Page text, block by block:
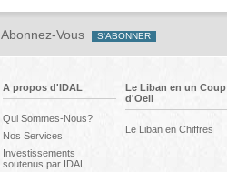
Abonnez-Vous
A propos d'IDAL
Qui Sommes-Nous?
Nos Services
Investissements
soutenus par IDAL
Le Liban en un Coup
d'Oeil
Le Liban en Chiffres